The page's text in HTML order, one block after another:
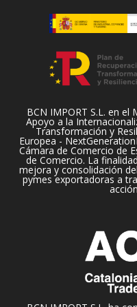
BCN IMPORT S.L. en
Apoyo a la
Transformación y
Europea -
Cámara de Comercio de
de Comercio. La
mejora y consolidación
pymes exportadoras a